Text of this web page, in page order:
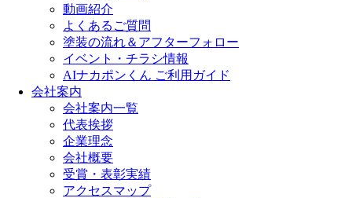
動画紹介
よくあるご質問
塗装の流れ＆アフターフォロー
イベント・チラシ情報
AIナカポンくん ご利用ガイド
会社案内
会社案内一覧
代表挨拶
企業理念
会社概要
受賞・表彰実績
アクセスマップ